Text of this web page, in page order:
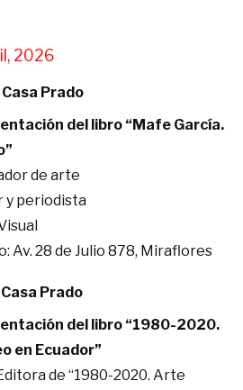
2026
Casa Prado
del libro “Mafe García.
de arte
y periodista
Av. 28 de Julio 878, Miraflores
Casa Prado
del libro “1980-2020.
en Ecuador”
de “1980-2020. Arte